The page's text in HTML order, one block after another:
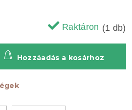
Raktáron (1 db)
Hozzáadás a kosárhoz